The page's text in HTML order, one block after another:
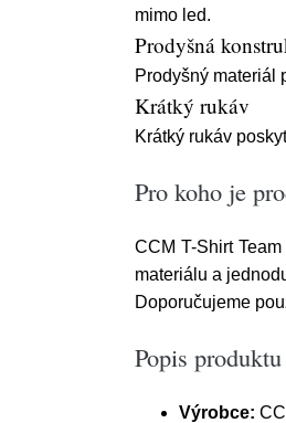
mimo led.
Prodyšná
Prodyšný materiál
Krátký rukáv
Krátký rukáv
Pro koho je
CCM T-Shirt
materiálu a
Doporučujeme
Popis
Výrobce: